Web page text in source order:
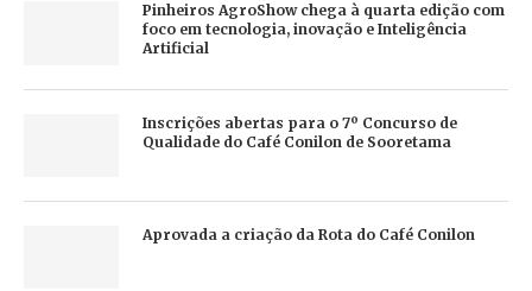
Pinheiros AgroShow chega à quarta edição com
foco em tecnologia, inovação e Inteligência
Artificial
Inscrições abertas para o 7º Concurso de
Qualidade do Café Conilon de Sooretama
Aprovada a criação da Rota do Café Conilon